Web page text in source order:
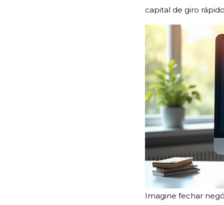
capital de giro
Imagine fechar